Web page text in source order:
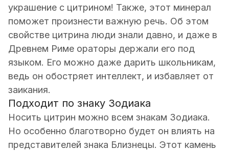
украшение с цитрином! Также, этот минерал
поможет произнести важную речь. Об этом
свойстве цитрина люди знали давно, и даже в
Древнем Риме ораторы держали его под
языком. Его можно даже дарить школьникам,
ведь он обостряет интеллект, и избавляет от
заикания.
Подходит по знаку Зодиака
Носить цитрин можно всем знакам Зодиака.
Но особенно благотворно будет он влиять на
представителей знака Близнецы. Этот камень